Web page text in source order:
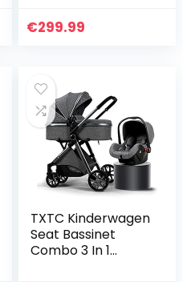
automatisch
€299.99
TXTC Kinderwagen
Seat Bassinet
Combo 3 In 1